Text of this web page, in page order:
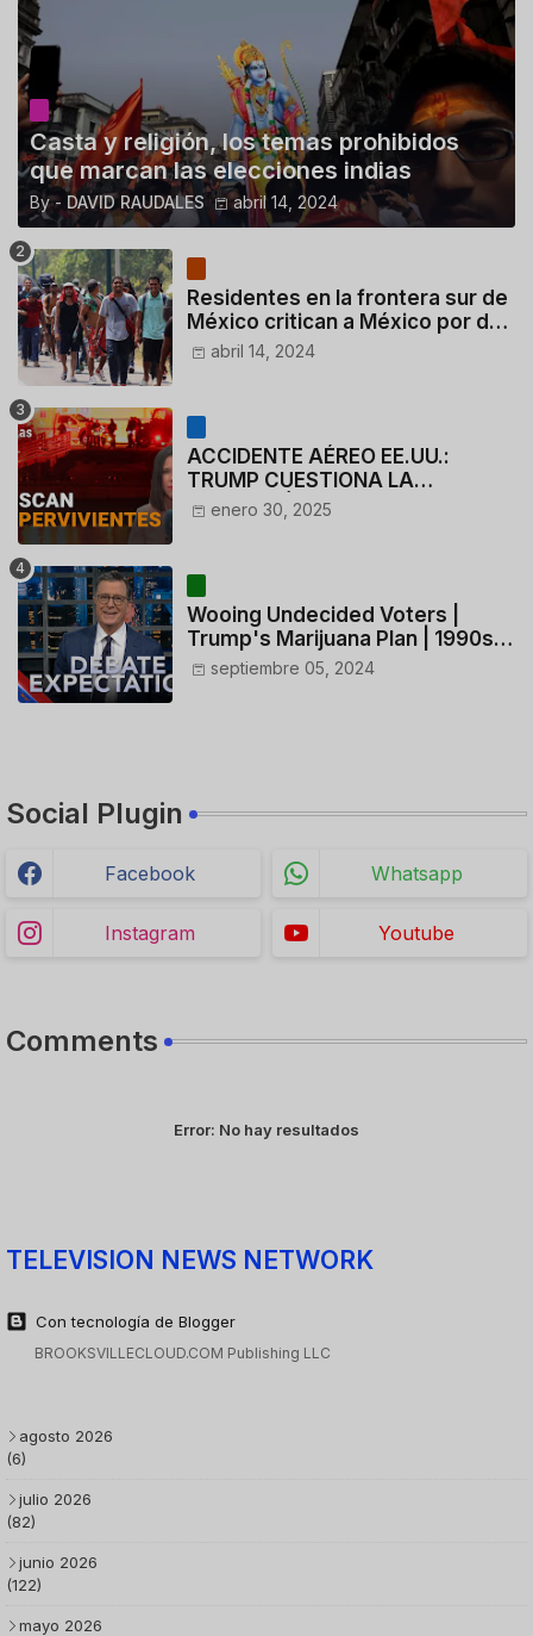
Casta y religión, los temas prohibidos
que marcan las elecciones indias
By - DAVID RAUDALES abril 14, 2024
Residentes en la frontera sur de
México critican a México por dar
110 dólares a migrantes
deportados
abril 14, 2024
ACCIDENTE AÉREO EE.UU.:
TRUMP CUESTIONA LA
ACTUACIÓN DE LOS
CONTROLADORES y PILOTO del
enero 30, 2025
Wooing Undecided Voters |
Trump's Marijuana Plan | 1990s
Porn Expert Mark Robinson
septiembre 05, 2024
Social Plugin
Facebook Whatsapp
Instagram Youtube
Comments
Error: No hay resultados
TELEVISION NEWS NETWORK
Con tecnología de Blogger
BROOKSVILLECLOUD.COM Publishing LLC
agosto 2026
(6)
julio 2026
(82)
junio 2026
(122)
mayo 2026